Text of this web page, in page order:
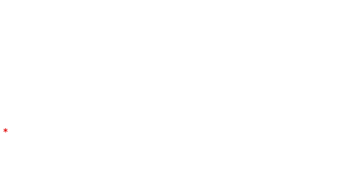
*